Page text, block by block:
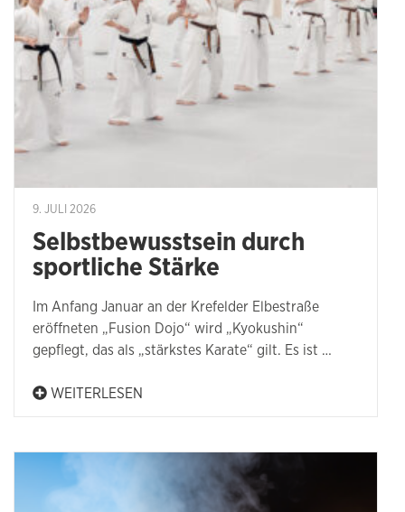
9. JULI 2026
Selbstbewusstsein durch
sportliche Stärke
Im Anfang Januar an der Krefelder Elbestraße
eröffneten „Fusion Dojo“ wird „Kyokushin“
gepflegt, das als „stärkstes Karate“ gilt. Es ist …
WEITERLESEN